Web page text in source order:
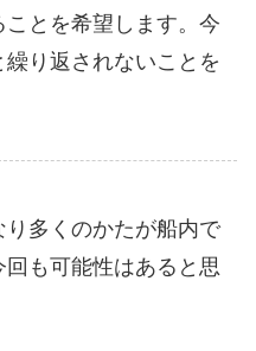
とを希望します。今
り返されないことを
多くのかたが船内で
も可能性はあると思